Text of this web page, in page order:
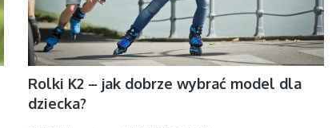
Rolki K2 – jak dobrze wybrać model dla
dziecka?